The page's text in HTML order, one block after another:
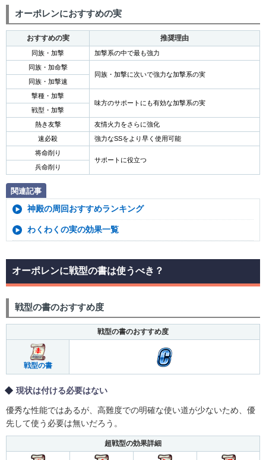
オーポレンにおすすめの実
おすすめの実 推奨理由
同族・加撃
加撃系の中で最も強力
同族・加命撃
同族・加撃に次いで強力な加撃系の実
同族・加撃速
撃種・加撃
味方のサポートにも有効な加撃系の実
戦型・加撃
熱き友撃
友情火力をさらに強化
速必殺
強力なSSをより早く使用可能
将命削り
サポートに役立つ
兵命削り
関連記事
神殿の周回おすすめランキング
わくわくの実の効果一覧
オーポレンに戦型の書は使うべき？
戦型の書のおすすめ度
戦型の書のおすすめ度
戦型の書
現状は付ける必要はない
優秀な性能ではあるが、高難度での明確な使い道が少ないため、優
先して使う必要は無いだろう。
超戦型の効果詳細